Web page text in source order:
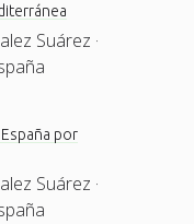
Suárez ·
por
Suárez ·